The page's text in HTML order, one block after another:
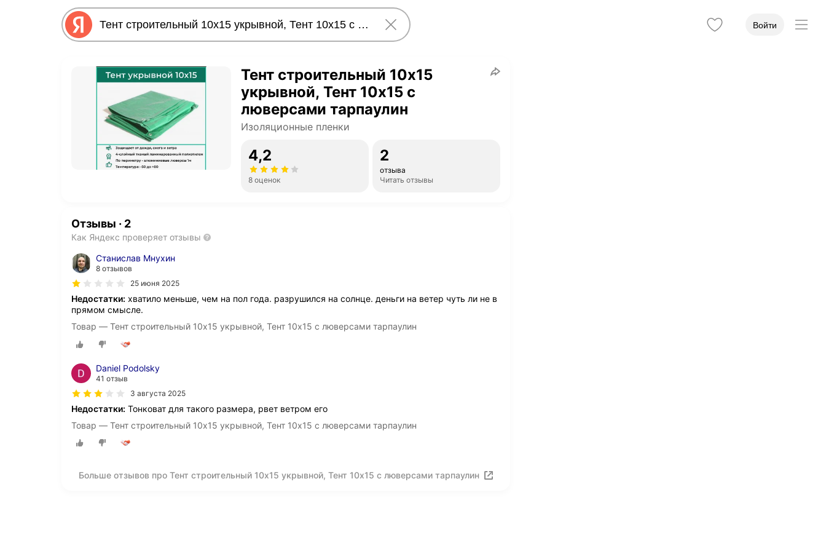
Войти
Тент строительный 10х15
укрывной, Тент 10х15 с
люверсами тарпаулин
Изоляционные пленки
4,2
8 оценок
2
отзыва
Читать отзывы
Отзывы · 2
Как Яндекс проверяет отзывы
Станислав Мнухин
8 отзывов
25 июня 2025
Недостатки: хватило меньше, чем на пол года. разрушился на солнце. деньги на ветер чуть ли не в
прямом смысле.
Товар — Тент строительный 10х15 укрывной, Тент 10х15 с люверсами тарпаулин
Daniel Podolsky
41 отзыв
3 августа 2025
Недостатки: Тонковат для такого размера, рвет ветром его
Товар — Тент строительный 10х15 укрывной, Тент 10х15 с люверсами тарпаулин
Больше отзывов про Тент строительный 10х15 укрывной, Тент 10х15 с люверсами тарпаулин